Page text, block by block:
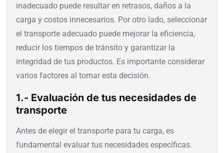
inadecuado puede resultar en retrasos, daños a la
carga y costos innecesarios. Por otro lado, seleccionar
el transporte adecuado puede mejorar la eficiencia,
reducir los tiempos de tránsito y garantizar la
integridad de tus productos. Es importante considerar
varios factores al tomar esta decisión.
1.- Evaluación de tus necesidades de
transporte
Antes de elegir el transporte para tu carga, es
fundamental evaluar tus necesidades específicas.